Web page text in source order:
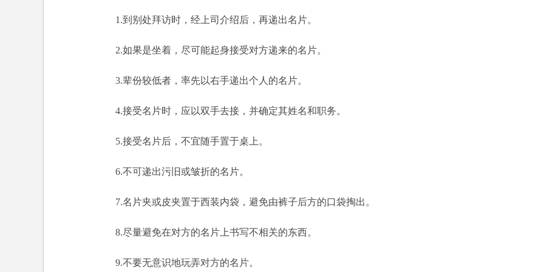
1.到别处拜访时，经上司介绍后，再递出名片。
2.如果是坐着，尽可能起身接受对方递来的名片。
3.辈份较低者，率先以右手递出个人的名片。
4.接受名片时，应以双手去接，并确定其姓名和职务。
5.接受名片后，不宜随手置于桌上。
6.不可递出污旧或皱折的名片。
7.名片夹或皮夹置于西装内袋，避免由裤子后方的口袋掏出。
8.尽量避免在对方的名片上书写不相关的东西。
9.不要无意识地玩弄对方的名片。